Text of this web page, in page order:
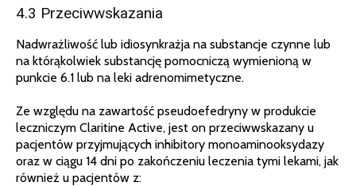
4.3 Przeciwwskazania
Nadwrażliwość lub idiosynkrażja na substancje czynne lub
na którąkolwiek substancję pomocniczą wymienioną w
punkcie 6.1 lub na leki adrenomimetyczne.
Ze względu na zawartość pseudoefedryny w produkcie
leczniczym Claritine Active, jest on przeciwwskazany u
pacjentów przyjmujących inhibitory monoaminooksydazy
oraz w ciągu 14 dni po zakończeniu leczenia tymi lekami, jak
również u pacjentów z: